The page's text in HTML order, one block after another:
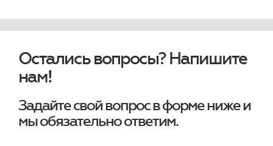
Остались вопросы? Напишите
нам!
Задайте свой вопрос в форме ниже и
мы обязательно ответим.